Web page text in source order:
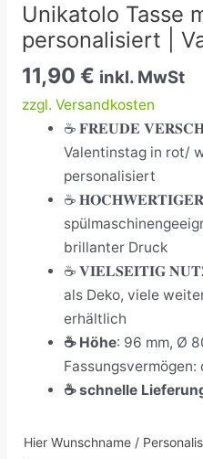
Unikatolo Tasse
personalisiert |
11,90 € inkl. MwSt
zzgl. Versandkosten
☕ 𝐅𝐑𝐄𝐔𝐃𝐄
Valentinstag in rot/
personalisiert
☕
brillanter Druck
☕ 𝐕𝐈𝐄𝐋𝐒𝐄𝐈𝐓𝐈𝐆
als Deko, viele
erhältlich
☕ Höhe: 96 mm, Ø
Fassungsvermögen:
☕ schnelle
Hier Wunschname /